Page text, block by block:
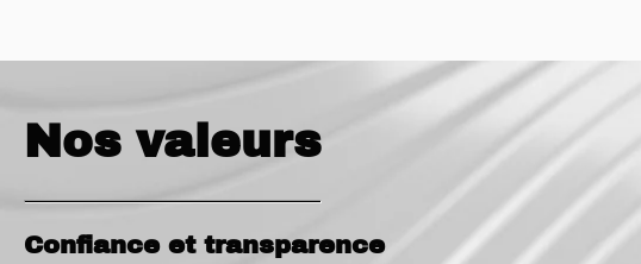
Nos valeurs
Confiance et transparence